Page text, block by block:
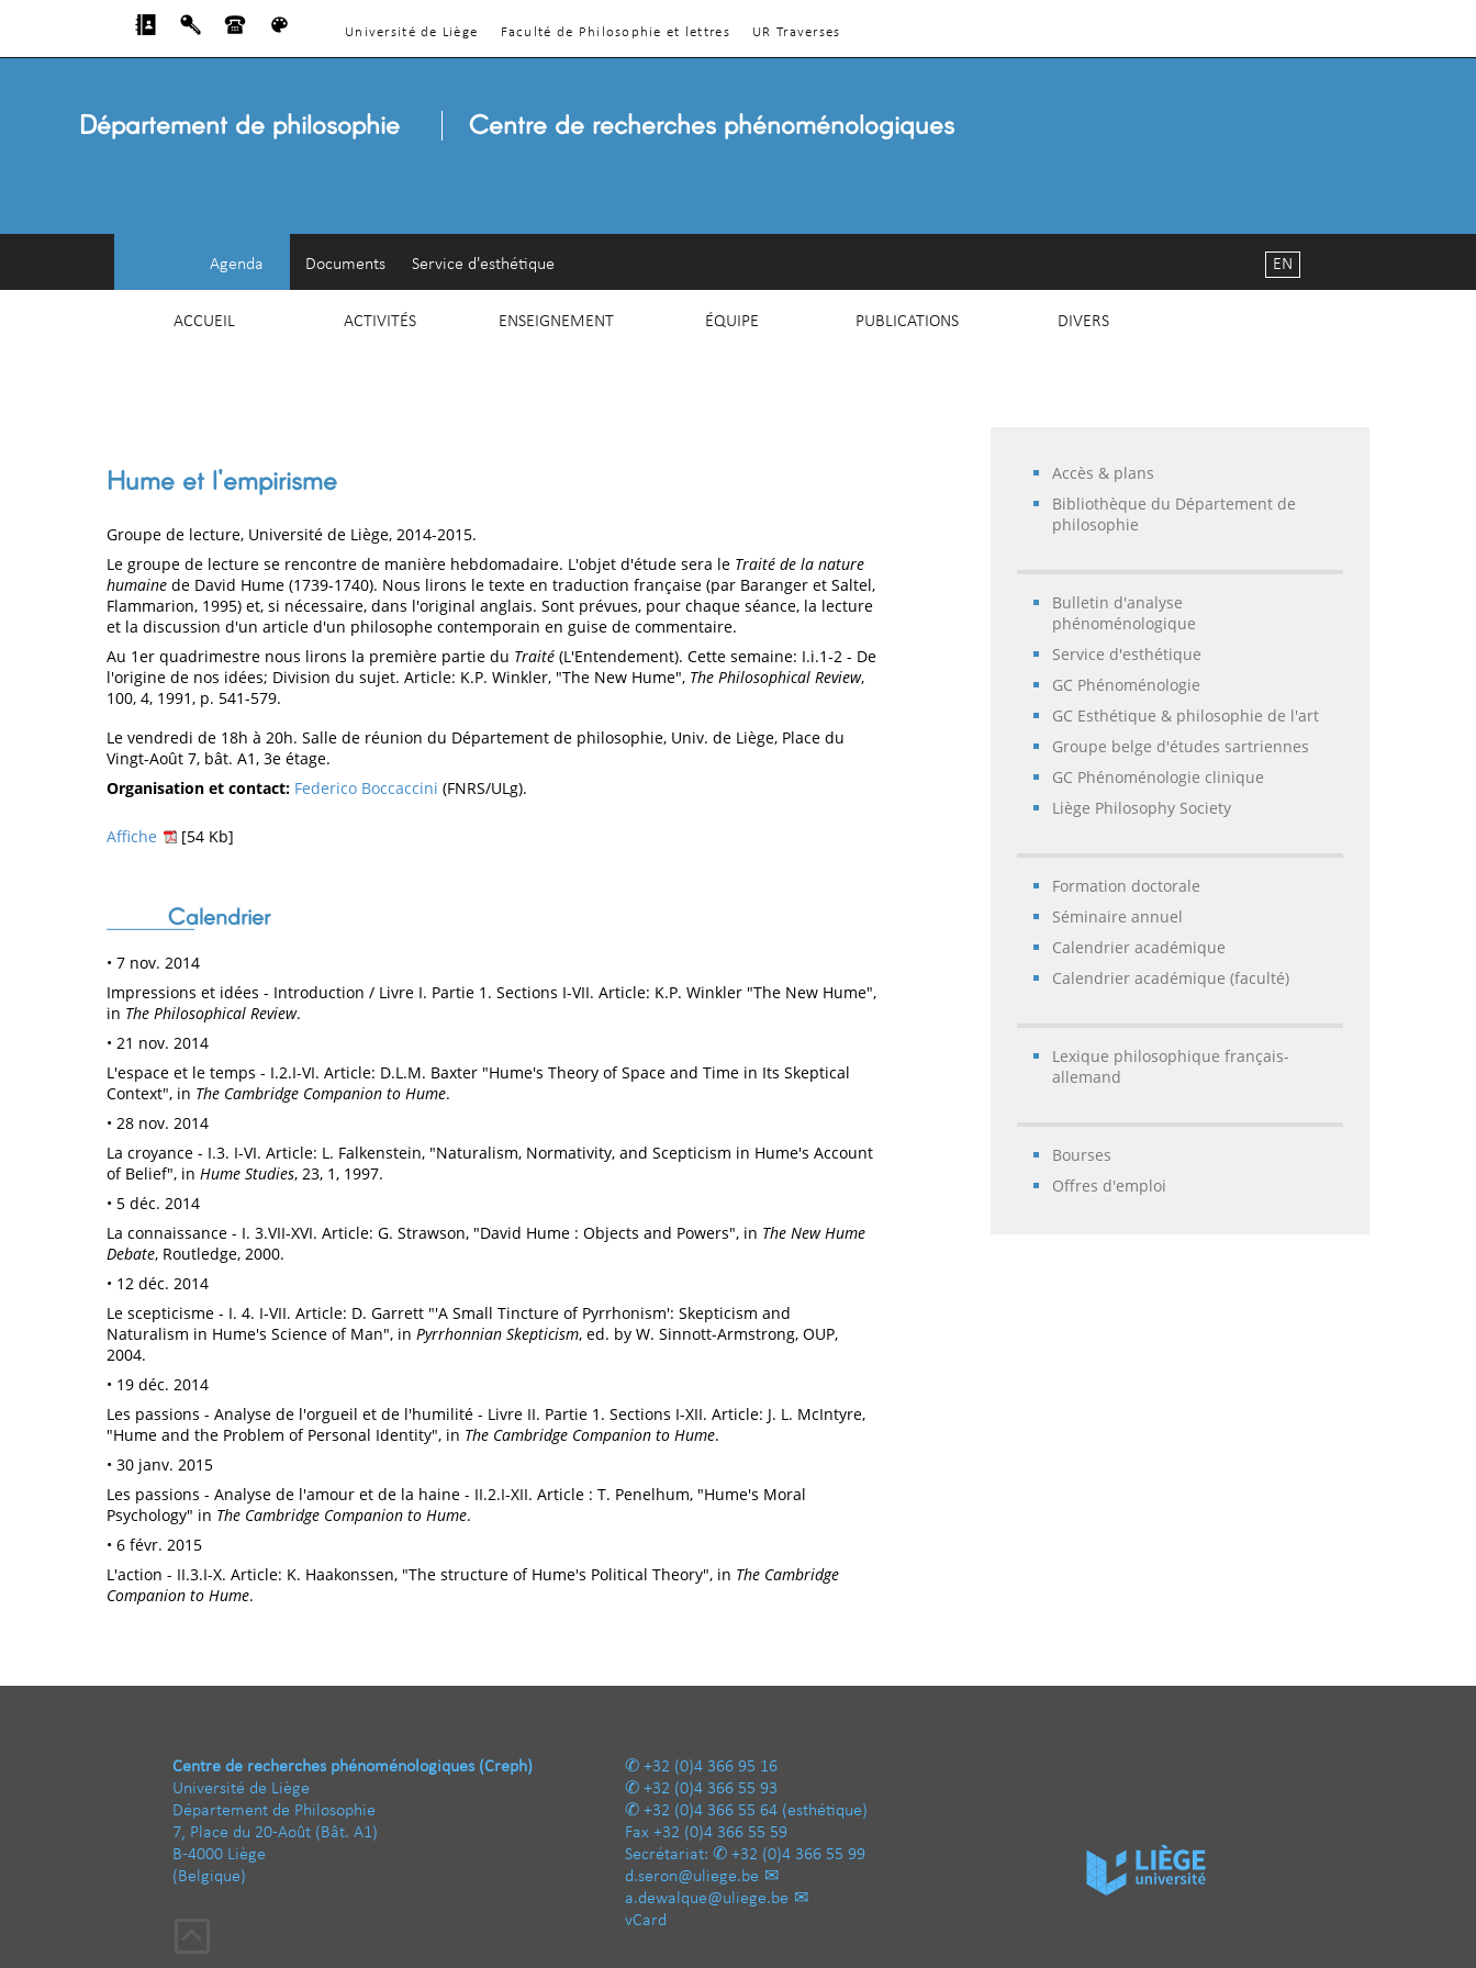
Université de Liège Faculté de Philosophie et lettres UR Traverses
Département de philosophie Centre de recherches phénoménologiques
Agenda Documents Service d'esthétique
ACCUEIL ACTIVITÉS ENSEIGNEMENT ÉQUIPE PUBLICATIONS DIVERS
EN
Accès & plans
Bibliothèque du Département de
philosophie
Bulletin d'analyse
phénoménologique
Service d'esthétique
GC Phénoménologie
GC Esthétique & philosophie de l'art
Groupe belge d'études sartriennes
GC Phénoménologie clinique
Liège Philosophy Society
Formation doctorale
Séminaire annuel
Calendrier académique
Calendrier académique (faculté)
Lexique philosophique français-
allemand
Bourses
Offres d'emploi
Hume et l'empirisme
Groupe de lecture, Université de Liège, 2014-2015.
Le groupe de lecture se rencontre de manière hebdomadaire. L'objet d'étude sera le Traité de la nature
humaine de David Hume (1739-1740). Nous lirons le texte en traduction française (par Baranger et Saltel,
Flammarion, 1995) et, si nécessaire, dans l'original anglais. Sont prévues, pour chaque séance, la lecture
et la discussion d'un article d'un philosophe contemporain en guise de commentaire.
Au 1er quadrimestre nous lirons la première partie du Traité (L'Entendement). Cette semaine: I.i.1-2 - De
l'origine de nos idées; Division du sujet. Article: K.P. Winkler, "The New Hume", The Philosophical Review,
100, 4, 1991, p. 541-579.
Le vendredi de 18h à 20h. Salle de réunion du Département de philosophie, Univ. de Liège, Place du
Vingt-Août 7, bât. A1, 3e étage.
Organisation et contact: Federico Boccaccini (FNRS/ULg).
Affiche [54 Kb]
Calendrier
• 7 nov. 2014
Impressions et idées - Introduction / Livre I. Partie 1. Sections I-VII. Article: K.P. Winkler "The New Hume",
in The Philosophical Review.
• 21 nov. 2014
L'espace et le temps - I.2.I-VI. Article: D.L.M. Baxter "Hume's Theory of Space and Time in Its Skeptical
Context", in The Cambridge Companion to Hume.
• 28 nov. 2014
La croyance - I.3. I-VI. Article: L. Falkenstein, "Naturalism, Normativity, and Scepticism in Hume's Account
of Belief", in Hume Studies, 23, 1, 1997.
• 5 déc. 2014
La connaissance - I. 3.VII-XVI. Article: G. Strawson, "David Hume : Objects and Powers", in The New Hume
Debate, Routledge, 2000.
• 12 déc. 2014
Le scepticisme - I. 4. I-VII. Article: D. Garrett "'A Small Tincture of Pyrrhonism': Skepticism and
Naturalism in Hume's Science of Man", in Pyrrhonnian Skepticism, ed. by W. Sinnott-Armstrong, OUP,
2004.
• 19 déc. 2014
Les passions - Analyse de l'orgueil et de l'humilité - Livre II. Partie 1. Sections I-XII. Article: J. L. McIntyre,
"Hume and the Problem of Personal Identity", in The Cambridge Companion to Hume.
• 30 janv. 2015
Les passions - Analyse de l'amour et de la haine - II.2.I-XII. Article : T. Penelhum, "Hume's Moral
Psychology" in The Cambridge Companion to Hume.
• 6 févr. 2015
L'action - II.3.I-X. Article: K. Haakonssen, "The structure of Hume's Political Theory", in The Cambridge
Companion to Hume.
Centre de recherches phénoménologiques (Creph)
Université de Liège
Département de Philosophie
7, Place du 20-Août (Bât. A1)
B-4000 Liège
(Belgique)
+32 (0)4 366 95 16
+32 (0)4 366 55 93
+32 (0)4 366 55 64 (esthétique)
Fax +32 (0)4 366 55 59
Secrétariat:
+32 (0)4 366 55 99
d.seron@uliege.be
a.dewalque@uliege.be
vCard